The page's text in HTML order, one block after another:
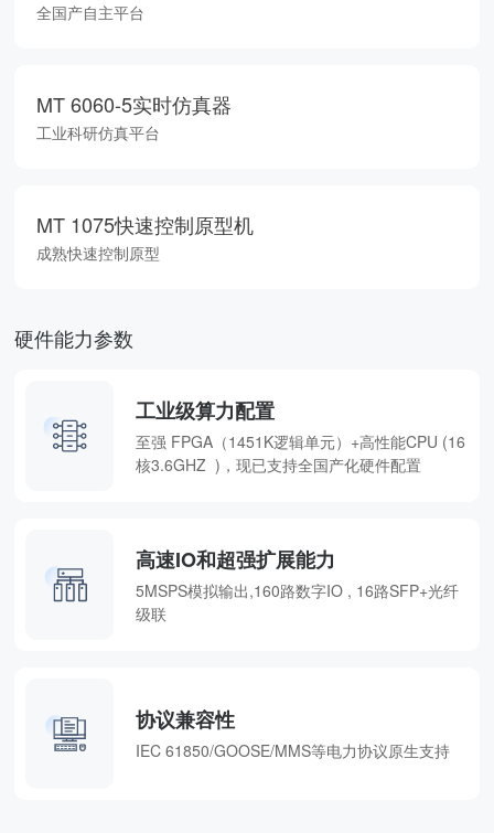
全国产自主平台
MT 6060-5实时仿真器
工业科研仿真平台
MT 1075快速控制原型机
成熟快速控制原型
硬件能力参数
工业级算力配置
至强 FPGA（1451K逻辑单元）+高性能CPU (16
核3.6GHZ )，现已支持全国产化硬件配置
高速IO和超强扩展能力
5MSPS模拟输出,160路数字IO , 16路SFP+光纤
级联
协议兼容性
IEC 61850/GOOSE/MMS等电力协议原生支持